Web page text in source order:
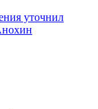
уточнил